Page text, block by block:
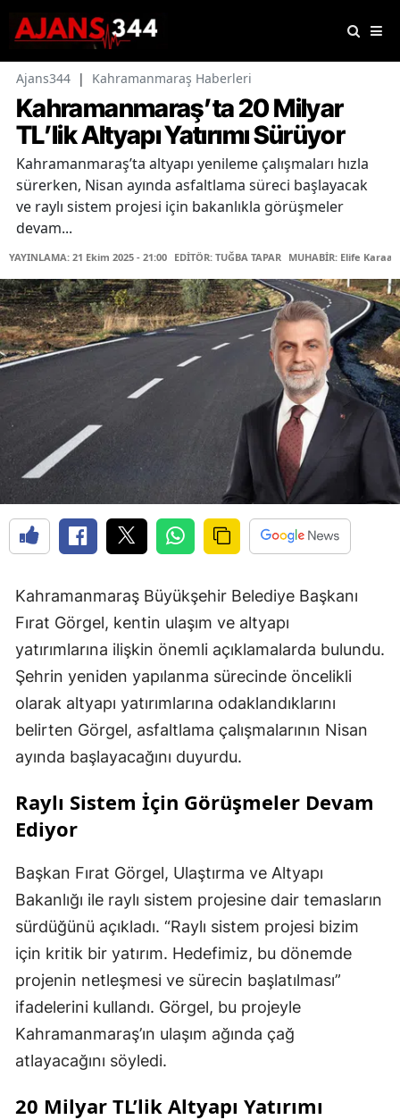
Ajans344 | Kahramanmaraş Haberleri
Kahramanmaraş’ta 20 Milyar
TL’lik Altyapı Yatırımı Sürüyor
Kahramanmaraş’ta altyapı yenileme çalışmaları hızla
sürerken, Nisan ayında asfaltlama süreci başlayacak
ve raylı sistem projesi için bakanlıkla görüşmeler
devam...
YAYINLAMA: 21 Ekim 2025 - 21:00 EDİTÖR: TUĞBA TAPAR MUHABİR: Elife
Kahramanmaraş Büyükşehir Belediye Başkanı
Fırat Görgel, kentin ulaşım ve altyapı
yatırımlarına ilişkin önemli açıklamalarda bulundu.
Şehrin yeniden yapılanma sürecinde öncelikli
olarak altyapı yatırımlarına odaklandıklarını
belirten Görgel, asfaltlama çalışmalarının Nisan
ayında başlayacağını duyurdu.
Raylı Sistem İçin Görüşmeler Devam
Ediyor
Başkan Fırat Görgel, Ulaştırma ve Altyapı
Bakanlığı ile raylı sistem projesine dair temasların
sürdüğünü açıkladı. “Raylı sistem projesi bizim
için kritik bir yatırım. Hedefimiz, bu dönemde
projenin netleşmesi ve sürecin başlatılması”
ifadelerini kullandı. Görgel, bu projeyle
Kahramanmaraş’ın ulaşım ağında çağ
atlayacağını söyledi.
20 Milyar TL’lik Altyapı Yatırımı